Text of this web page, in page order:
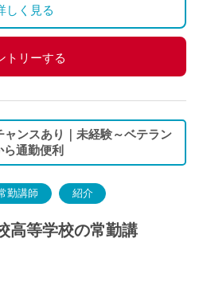
ヶ月分＋30万円)
用保険、労災保険
しく見る
トリーする
ンスあり｜未経験～ベテラン
通勤便利
勤講師 紹介
高等学校の常勤講